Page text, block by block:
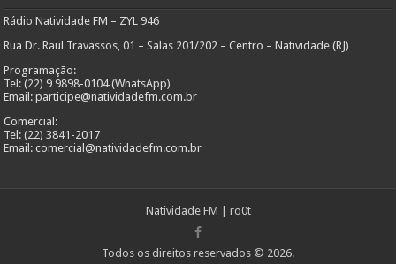
Rádio Natividade FM – ZYL 946
Rua Dr. Raul Travassos, 01 – Salas 201/202 – Centro – Natividade (RJ)
Programação:
Tel: (22) 9 9898-0104 (WhatsApp)
Email: participe@natividadefm.com.br
Comercial:
Tel: (22) 3841-2017
Email: comercial@natividadefm.com.br
Natividade FM ro0t
Todos os direitos reservados © 2026.